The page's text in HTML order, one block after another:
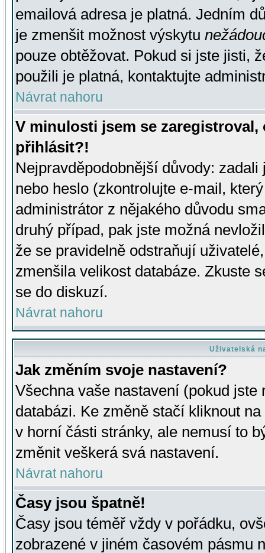
emailová adresa je platná. Jedním
je zmenšit možnost výskytu
pouze obtěžovat. Pokud si jste jisti,
použili je platná, kontaktujte
Návrat nahoru
V minulosti jsem se
přihlásit?!
Nejpravděpodobnější důvody:
nebo heslo (zkontrolujte e-mail,
administrátor z nějakého důvodu
druhý případ, pak jste možná
že se pravidelně odstraňují
zmenšila velikost databáze. Zkuste
se do diskuzí.
Návrat nahoru
Uživatelská
Jak změním svoje nastavení?
Všechna vaše nastavení (pokud
databázi. Ke změně stačí kliknout
v horní části stránky, ale nemusí to
změnit veškerá svá nastavení.
Návrat nahoru
Časy jsou špatně!
Časy jsou téměř vždy v pořádku,
zobrazené v jiném časovém pásmu